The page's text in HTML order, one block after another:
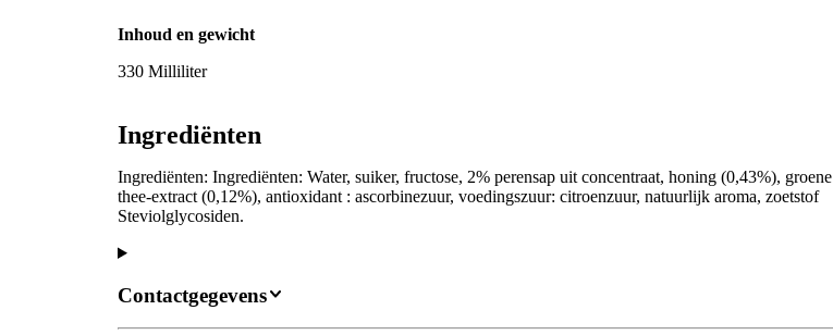
Inhoud en gewicht
330 Milliliter
Ingrediënten
Ingrediënten: Ingrediënten: Water, suiker, fructose, 2% perensap uit concentraat, honing (0,43%), groene
thee-extract (0,12%), antioxidant : ascorbinezuur, voedingszuur: citroenzuur, natuurlijk aroma, zoetstof
Steviolglycosiden.
Contactgegevens